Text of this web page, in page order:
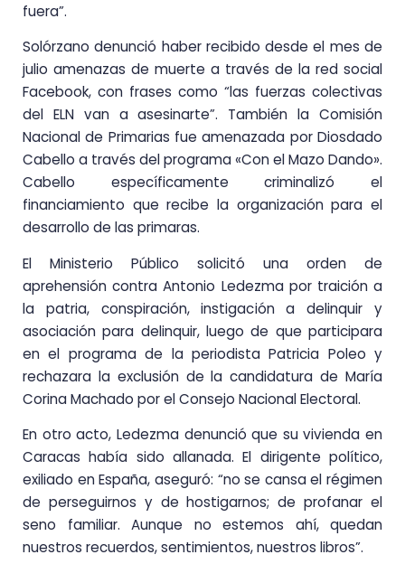
fuera”.
Solórzano denunció haber recibido desde el mes de
julio amenazas de muerte a través de la red social
Facebook, con frases como “las fuerzas colectivas
del ELN van a asesinarte”. También la Comisión
Nacional de Primarias fue amenazada por Diosdado
Cabello a través del programa «Con el Mazo Dando».
Cabello específicamente criminalizó el
financiamiento que recibe la organización para el
desarrollo de las primaras.
El Ministerio Público solicitó una orden de
aprehensión contra Antonio Ledezma por traición a
la patria, conspiración, instigación a delinquir y
asociación para delinquir, luego de que participara
en el programa de la periodista Patricia Poleo y
rechazara la exclusión de la candidatura de María
Corina Machado por el Consejo Nacional Electoral.
En otro acto, Ledezma denunció que su vivienda en
Caracas había sido allanada. El dirigente político,
exiliado en España, aseguró: “no se cansa el régimen
de perseguirnos y de hostigarnos; de profanar el
seno familiar. Aunque no estemos ahí, quedan
nuestros recuerdos, sentimientos, nuestros libros”.